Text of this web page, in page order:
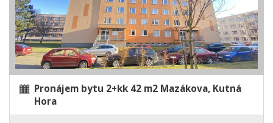
Pronájem bytu 2+kk 42 m2 Mazákova, Kutná
Hora